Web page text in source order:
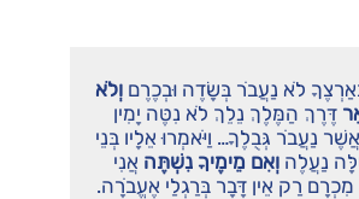
לֹא נַעֲבֹר בְּשָׂדֶה וּבְכֶרֶם וְלֹא
דֶּרֶךְ הַמֶּלֶךְ נֵלֵךְ לֹא נִטֶּה יָמִין
נַעֲבֹר גְּבֻלֶךָ… וַיֹּאמְרוּ אֵלָיו בְּנֵי
נַעֲלֶה וְאִם מֵימֶיךָ נִשְׁתֶּה אֲנִי
מִכְרָם רַק אֵין דָּבָר בְּרַגְלַי אֶעֱבֹרָה.